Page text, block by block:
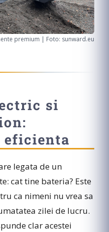
premium | Foto: sunward.eu
si
eficienta
legata de un
cat tine bateria? Este
ca nimeni nu vrea sa
zilei de lucru.
clar acestei